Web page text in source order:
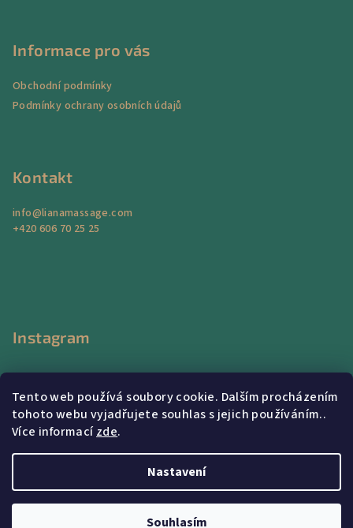
Tento web používá soubory cookie. Dalším procházením
tohoto webu vyjadřujete souhlas s jejich používáním..
Více informacízde.
Nastavení
Souhlasím
Informace pro vás
Obchodní podmínky
Podmínky ochrany osobních údajů
Kontakt
info@lianamassage.com
+420 606 70 25 25
Instagram